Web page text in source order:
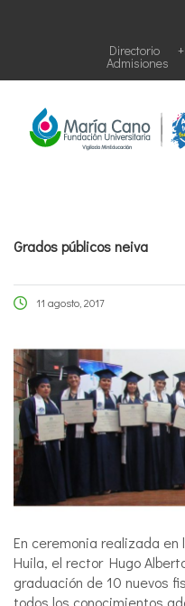
Directorio
Admisiones
Grados públicos neiva
11 agosto, 2017
En ceremonia realizada
Huila, el rector Hugo
graduación de 10 nuevos
todos los conocimientos